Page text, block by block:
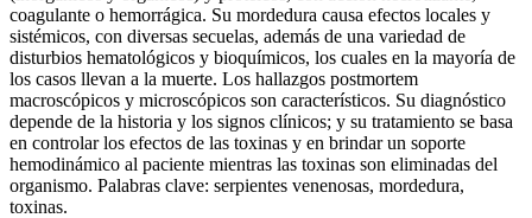
coagulante o hemorrágica. Su mordedura causa efectos locales y
sistémicos, con diversas secuelas, además de una variedad de
disturbios hematológicos y bioquímicos, los cuales en la mayoría de
los casos llevan a la muerte. Los hallazgos postmortem
macroscópicos y microscópicos son característicos. Su diagnóstico
depende de la historia y los signos clínicos; y su tratamiento se basa
en controlar los efectos de las toxinas y en brindar un soporte
hemodinámico al paciente mientras las toxinas son eliminadas del
organismo. Palabras clave: serpientes venenosas, mordedura,
toxinas.